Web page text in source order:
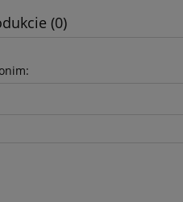
(0)